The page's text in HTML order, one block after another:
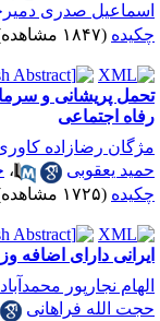
صدری
(۱۸۴۷ مشاهده)
پریشانی و
اجتماعی
رضازاده کاوری
یعقوبی
،
(۱۷۲۵ مشاهده)
دارای اضافه
نجارپور
الله فراهانی